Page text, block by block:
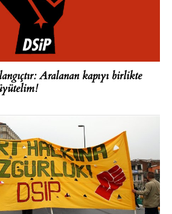
Aralanan kapıyı birlikte